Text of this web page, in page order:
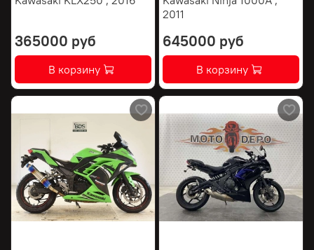
365000 руб
В корзину
2011
645000 руб
В корзину